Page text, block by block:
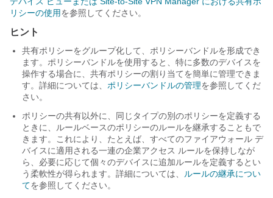
リシーの使用を参照してください。
ヒント
共有ポリシーをグループ化して、ポリシーバンドルを形成でき
ます。ポリシーバンドルを使用すると、特に多数のデバイスを
操作する場合に、共有ポリシーの割り当てを簡単に管理できま
す。詳細については、 ポリシーバンドルの管理を参照してくだ
さい。
ポリシーの共有以外に、同じタイプの別のポリシーを定義する
ときに、ルールベースのポリシーのルールを継承することもで
きます。これにより、たとえば、すべてのファイアウォール デ
バイスに適用される一連の企業アクセス ルールを保持しなが
ら、必要に応じて個々のデバイスに追加ルールを定義するとい
う柔軟性が得られます。詳細については、
ルールの継承につい
てを参照してください。